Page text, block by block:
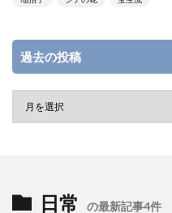
過去の投稿
日常 の最新記事4件